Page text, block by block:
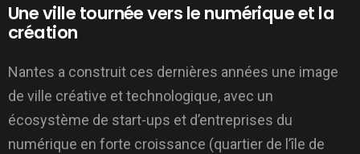
Une ville tournée vers le numérique et la
création
Nantes a construit ces dernières années une image
de ville créative et technologique, avec un
écosystème de start-ups et d’entreprises du
numérique en forte croissance (quartier de l’île de